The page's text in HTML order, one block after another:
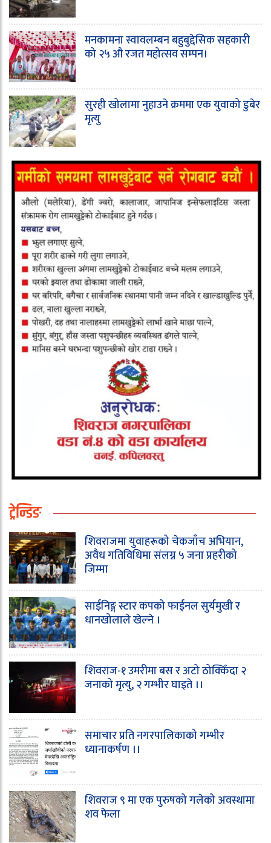
मनकामना स्वावलम्बन बहुबुद्देसिक सहकारी
को २५ औ रजत महोत्सव सम्पन।
सुरही खोलामा नुहाउने क्रममा एक युवाको डुबेर
मृत्यु
ट्रेन्डिङ
शिवराजमा युवाहरूको चेकजाँच अभियान,
अवैध गतिविधिमा संलग्न ५ जना प्रहरीको
जिम्मा
साईनिङ्ग स्टार कपको फाईनल सुर्यमुखी र
धानखोलाले खेल्ने ।
शिवराज-१ उमरीमा बस र अटो ठोक्किँदा २
जनाको मृत्यु, २ गम्भीर घाइते ।।
समाचार प्रति नगरपालिकाको गम्भीर
ध्यानाकर्षण ।।
शिवराज ९ मा एक पुरुषको गलेको अवस्थामा
शव फेला